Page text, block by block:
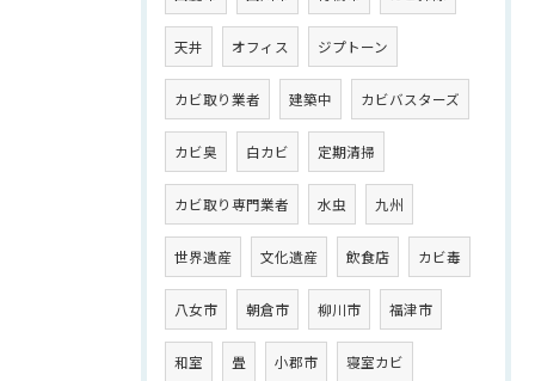
天井 オフィス ジプトーン
カビ取り業者 建築中 カビバスターズ
カビ臭 白カビ 定期清掃
カビ取り専門業者 水虫 九州
世界遺産 文化遺産 飲食店 カビ毒
八女市 朝倉市 柳川市 福津市
和室 畳 小郡市 寝室カビ